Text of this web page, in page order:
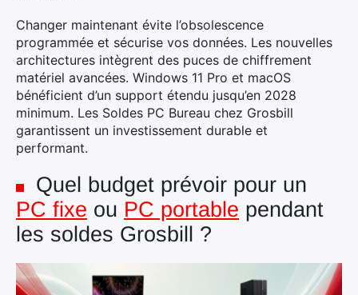
Changer maintenant évite l’obsolescence
programmée et sécurise vos données. Les nouvelles
architectures intègrent des puces de chiffrement
matériel avancées. Windows 11 Pro et macOS
bénéficient d’un support étendu jusqu’en 2028
minimum. Les Soldes PC Bureau chez Grosbill
garantissent un investissement durable et
performant.
Quel budget prévoir pour un
PC fixe ou PC portable pendant
les soldes Grosbill ?